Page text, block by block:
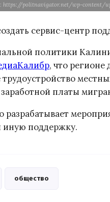
https://politnavigator.net/wp-content/
сервис-центр
политики
, что
платы
разрабатывает
поддержку.
общество